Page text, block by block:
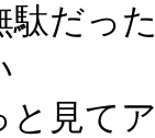
駄だっ
と見て